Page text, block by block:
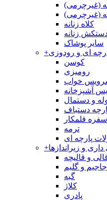
(غیرچرمی)
(غیرچرمی)
کلاه زنانه
زنانه
سایر پوشاک
+ای و رودوزی
کوسن
رومیزی
خواب
آشپزخانه
و دستمال
دستباف
سفره قلمکار
ترمه
پارچه ای
+داری و زیراندازها
و قالیچه
جاجیم و گلیم
گبه
کلاژ
پادری